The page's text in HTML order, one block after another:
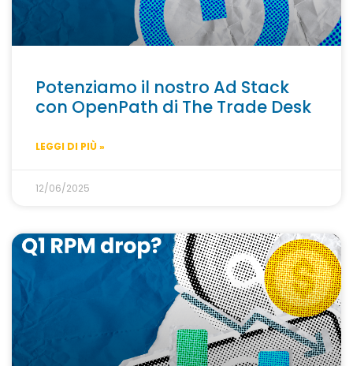
Potenziamo il nostro Ad Stack
con OpenPath di The Trade Desk
LEGGI DI PIÙ »
12/06/2025